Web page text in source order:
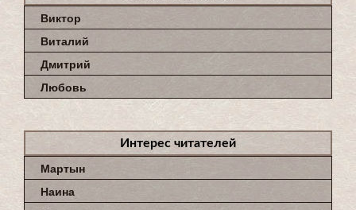
Виктор
Виталий
Дмитрий
Любовь
Интерес читателей
Мартын
Наина